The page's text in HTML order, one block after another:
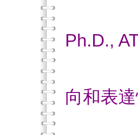
Ph.D.,
向和表